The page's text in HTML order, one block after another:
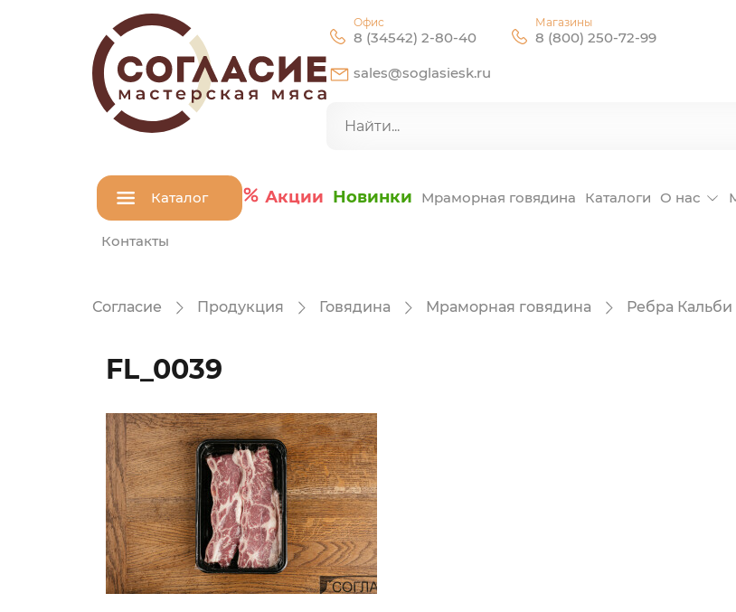
Офис
8 (34542) 2-80-40
Магазины
8 (800) 250-72-99
sales@soglasiesk.ru
Каталог Акции Новинки Мраморная говядина Каталоги О нас
Контакты
Согласие Продукция Говядина Мраморная говядина Ребра
FL_0039